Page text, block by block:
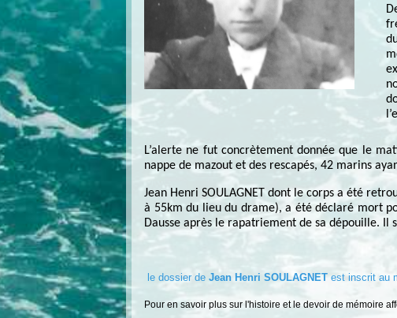
L’alerte ne fut concrètement donnée que le
nappe de mazout et des rescapés, 42 marins
Jean Henri SOULAGNET dont le corps a été
à 55km du lieu du drame), a été déclaré mort
Dausse après le rapatriement de sa dépouille.
le dossier de Jean Henri SOULAGNET est inscrit au
Pour en savoir plus sur l'histoire et le devoir de mémoire